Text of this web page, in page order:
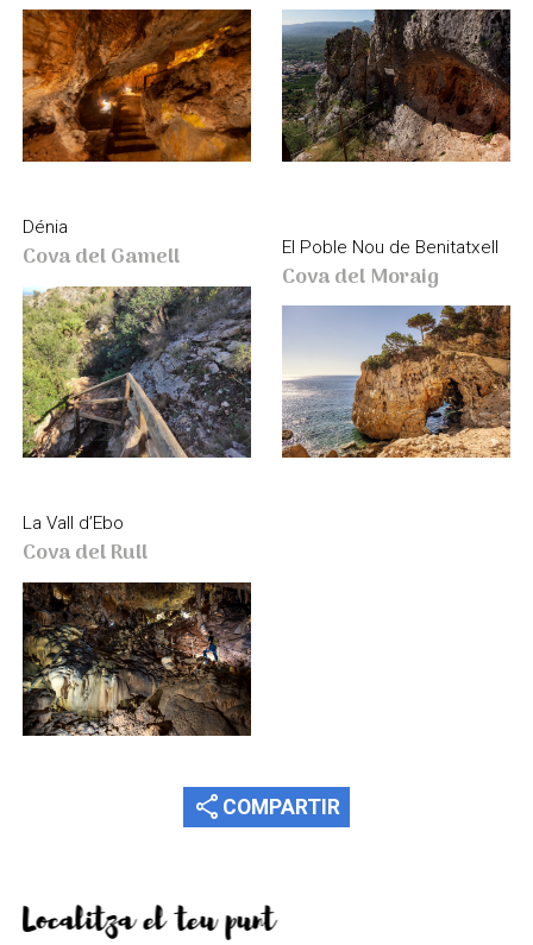
Dénia
Cova del Gamell El Poble Nou de Benitatxell
Cova del Moraig
La Vall d’Ebo
Cova del Rull
share COMPARTIR
Localitza el teu punt